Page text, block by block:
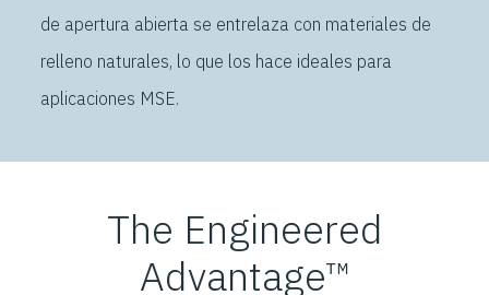
de apertura abierta se entrelaza con materiales de
relleno naturales, lo que los hace ideales para
aplicaciones MSE.
The Engineered
Advantage™